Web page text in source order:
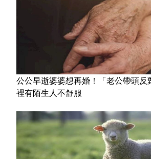
公公早逝婆婆想再婚！「老公帶頭反
裡有陌生人不舒服